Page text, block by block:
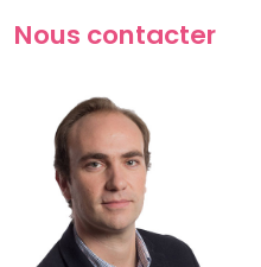
Nous contacter